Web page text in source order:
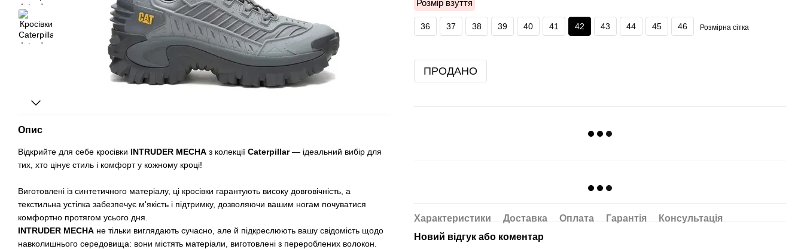
Опис
Відкрийте для себе кросівки INTRUDER MECHA з колекції Caterpillar— ідеальний вибір для
тих, хто цінує стиль і комфорт у кожному кроці!
Виготовлені із синтетичного матеріалу, ці кросівки гарантують високу довговічність, а
текстильна устілка забезпечує м'якість і підтримку, дозволяючи вашим ногам почуватися
комфортно протягом усього дня.
INTRUDER MECHA не тільки виглядають сучасно, але й підкреслюють вашу свідомість щодо
навколишнього середовища: вони містять матеріали, виготовлені з перероблених волокон.
Розмір взуття
36 37 38 39 40 41 42 43 44 45 46 Розмірна сітка
ПРОДАНО
Характеристики Доставка Оплата Гарантія
Консультація
Новий відгук або коментар